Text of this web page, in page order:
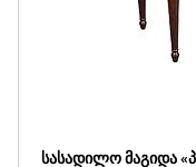
სასადილო მაგიდა